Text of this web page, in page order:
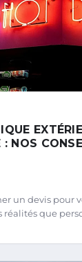
: NOS
un devis pour
réalités que